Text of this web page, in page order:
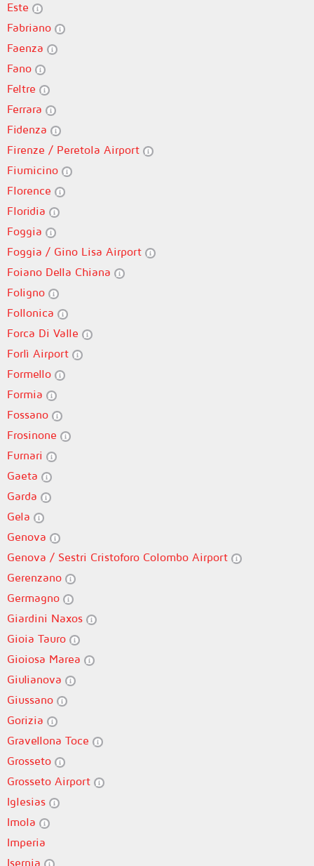
Este
Fabriano
Faenza
Fano
Feltre
Ferrara
Fidenza
Firenze / Peretola Airport
Fiumicino
Florence
Floridia
Foggia
Foggia / Gino Lisa Airport
Foiano Della Chiana
Foligno
Follonica
Forca Di Valle
Forlì Airport
Formello
Formia
Fossano
Frosinone
Furnari
Gaeta
Garda
Gela
Genova
Genova / Sestri Cristoforo Colombo Airport
Gerenzano
Germagno
Giardini Naxos
Gioia Tauro
Gioiosa Marea
Giulianova
Giussano
Gorizia
Gravellona Toce
Grosseto
Grosseto Airport
Iglesias
Imola
Imperia
Isernia